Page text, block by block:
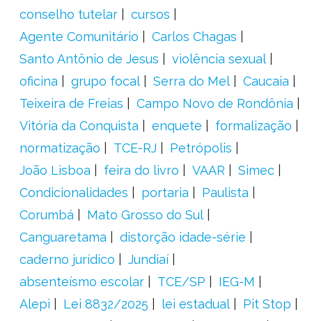
conselho tutelar
cursos
Agente Comunitário
Carlos Chagas
Santo Antônio de Jesus
violência sexual
oficina
grupo focal Serra do Mel
Caucaia
Teixeira de Freias
Campo Novo de Rondônia
Vitória da Conquista
enquete
formalização
normatização
TCE-RJ
Petrópolis
João Lisboa
feira do livro VAAR
Simec
Condicionalidades
portaria
Paulista
Corumbá
Mato Grosso do Sul
Canguaretama
distorção idade-série
caderno jurídico
Jundiaí
absenteísmo escolar
TCE/SP
IEG-M
Alepi
Lei 8832/2025 lei estadual
Pit Stop